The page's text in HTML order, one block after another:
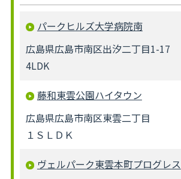
パークヒルズ大学病院南
広島県広島市南区出汐二丁目1-17
4LDK
藤和東雲公園ハイタウン
広島県広島市南区東雲二丁目
１ＳＬＤＫ
ヴェルパーク東雲本町プログレス